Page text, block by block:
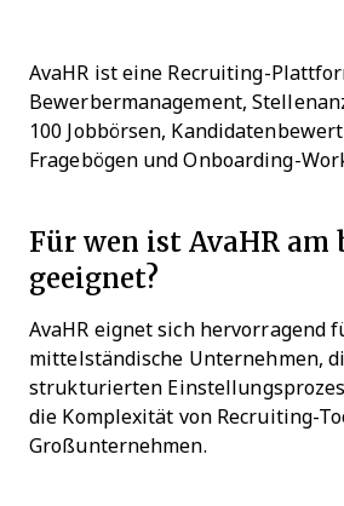
AvaHR ist eine Recruiting-
Bewerbermanagement,
100 Jobbörsen,
Fragebögen und Onboarding-
Für wen ist AvaHR am
geeignet?
AvaHR eignet sich hervorragend
mittelständische Unternehmen,
strukturierten
die Komplexität von Recruiting-
Großunternehmen.